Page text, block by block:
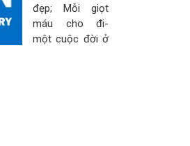
đẹp; Mỗi giọt
máu cho đi-
một cuộc đời ở